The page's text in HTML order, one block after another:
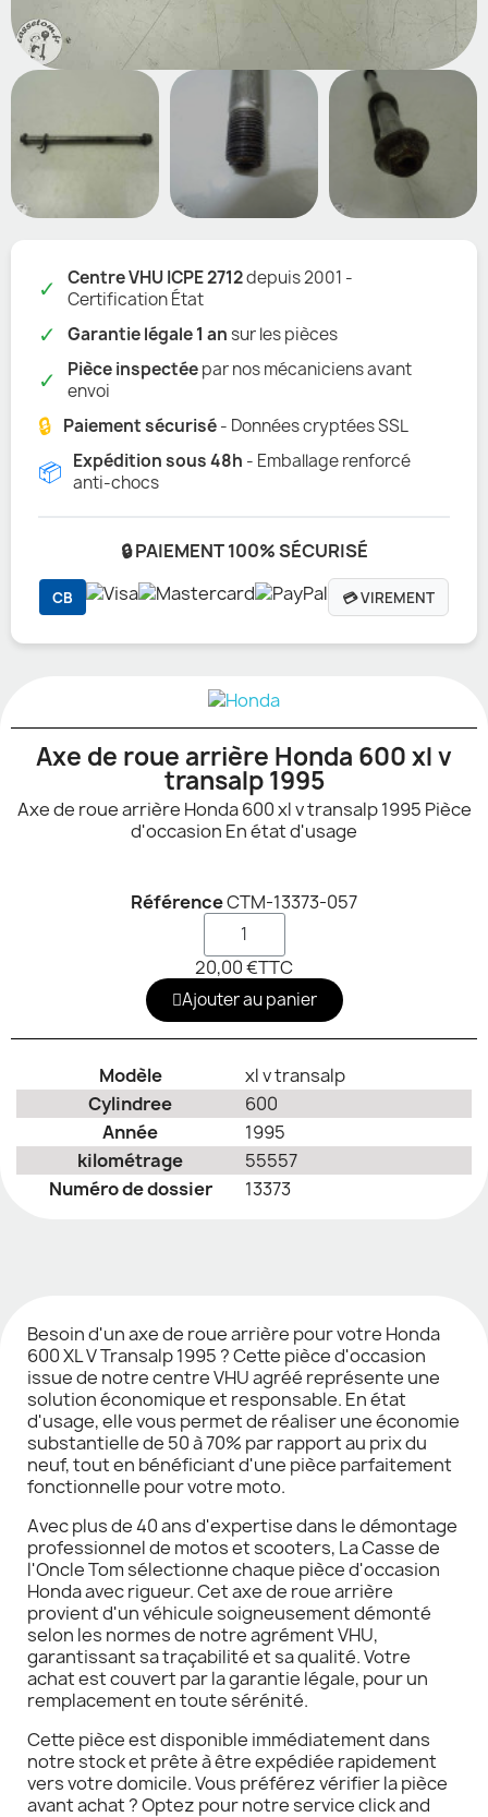
✓ Centre VHU ICPE 2712depuis 2001 -
Certification État
✓ Garantie légale 1 ansur les pièces
✓ Pièce inspectéepar nos mécaniciens avant
envoi
🔒 Paiement sécurisé- Données cryptées SSL
📦 Expédition sous 48h - Emballage renforcé
anti-chocs
🔒 PAIEMENT 100% SÉCURISÉ
CB 💳 VIREMENT
Axe de roue arrière Honda 600 xl v
transalp 1995
Axe de roue arrière Honda 600 xl v transalp 1995 Pièce
d'occasion En état d'usage
RéférenceCTM-13373-057
20,00 €TTC
Ajouter au panier
Modèle
xl v transalp
Cylindree
600
Année
1995
kilométrage
55557
Numéro de dossier
13373
Besoin d'un axe de roue arrière pour votre Honda
600 XL V Transalp 1995 ? Cette pièce d'occasion
issue de notre centre VHU agréé représente une
solution économique et responsable. En état
d'usage, elle vous permet de réaliser une économie
substantielle de 50 à 70% par rapport au prix du
neuf, tout en bénéficiant d'une pièce parfaitement
fonctionnelle pour votre moto.
Avec plus de 40 ans d'expertise dans le démontage
professionnel de motos et scooters, La Casse de
l'Oncle Tom sélectionne chaque pièce d'occasion
Honda avec rigueur. Cet axe de roue arrière
provient d'un véhicule soigneusement démonté
selon les normes de notre agrément VHU,
garantissant sa traçabilité et sa qualité. Votre
achat est couvert par la garantie légale, pour un
remplacement en toute sérénité.
Cette pièce est disponible immédiatement dans
notre stock et prête à être expédiée rapidement
vers votre domicile. Vous préférez vérifier la pièce
avant achat ? Optez pour notre service click and